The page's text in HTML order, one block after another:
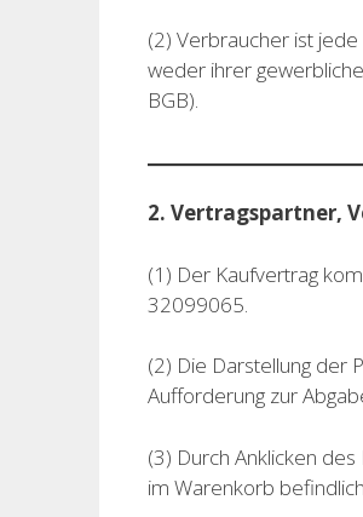
(2) Verbraucher ist
weder ihrer
BGB).
2. Vertragspartner,
(1) Der Kaufvertrag
32099065.
(2) Die Darstellung der
Aufforderung zur
(3) Durch Anklicken
im Warenkorb